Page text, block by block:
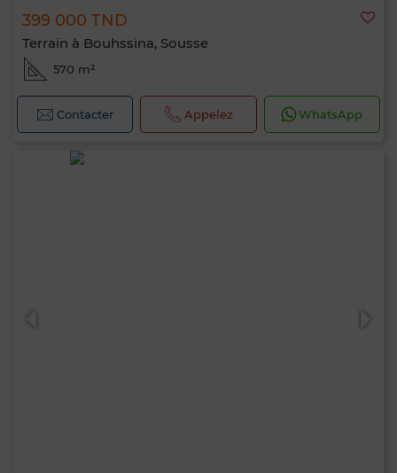
399 000 TND
Terrain à Bouhssina, Sousse
570 m²
Contacter Appelez WhatsApp